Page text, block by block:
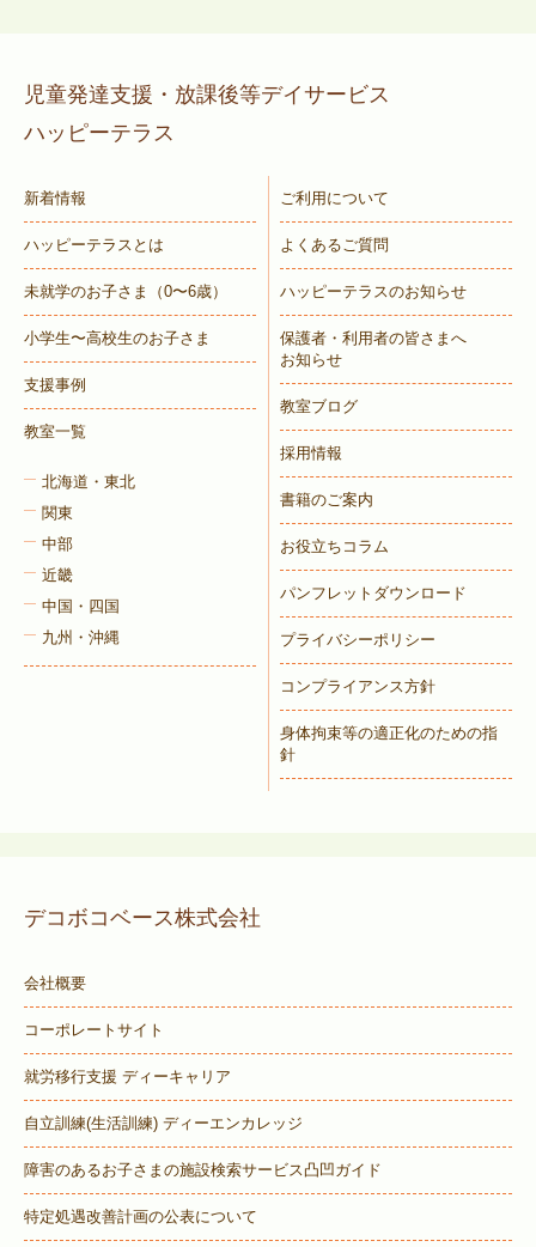
児童発達支援・放課後等デイサービス
ハッピーテラス
新着情報
ハッピーテラスとは
未就学のお子さま （0〜6歳）
小学生〜高校生のお子さま
支援事例
教室一覧
北海道・東北
関東
中部
近畿
中国・四国
九州・沖縄
ご利用について
よくあるご質問
ハッピーテラスのお知らせ
保護者・利用者の皆さまへ
お知らせ
教室ブログ
採用情報
書籍のご案内
お役立ちコラム
パンフレットダウンロード
プライバシーポリシー
コンプライアンス方針
身体拘束等の適正化のための指
針
デコボコベース株式会社
会社概要
コーポレートサイト
就労移行支援 ディーキャリア
自立訓練(生活訓練) ディーエンカレッジ
障害のあるお子さまの施設検索サービス凸凹ガイド
特定処遇改善計画の公表について